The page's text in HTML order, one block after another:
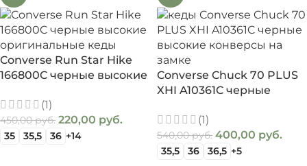
Converse Run Star Hike
166800C черные высокие
(1)
450,00руб. 220,00 руб.
35 35,5 36 +14
Converse Chuck 70 PLUS
XHI A10361C черные
(1)
540,00руб. 400,00 руб.
35,5 36 36,5 +5